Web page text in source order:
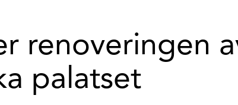
renoveringen
palatset